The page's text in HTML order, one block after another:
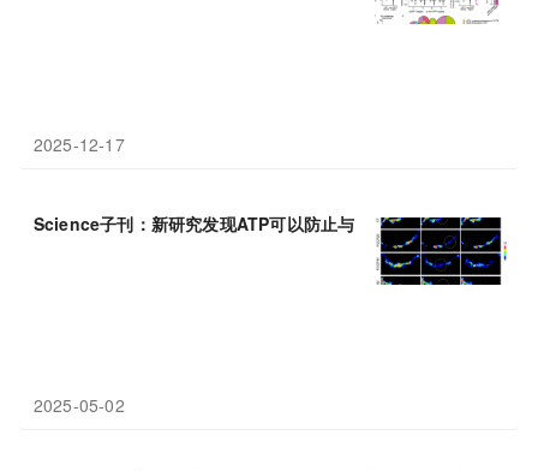
2025-12-17
Science子刊：新研究发现ATP可以防止与帕金森病和肌萎缩侧
2025-05-02